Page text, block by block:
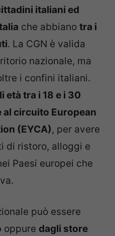
italiani ed
che abbiano tra i
. La CGN è valida
nazionale, ma
i confini italiani.
età tra i 18 e i 30
al circuito European
(EYCA), per avere
di ristoro, alloggi e
Paesi europei che
può essere
oppure dagli store